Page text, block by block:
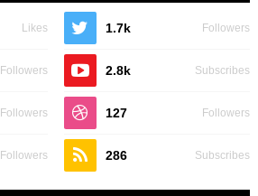
Likes 1.7k Followers
Followers 2.8k Subscribes
Followers 127 Followers
Followers 286 Subscribes